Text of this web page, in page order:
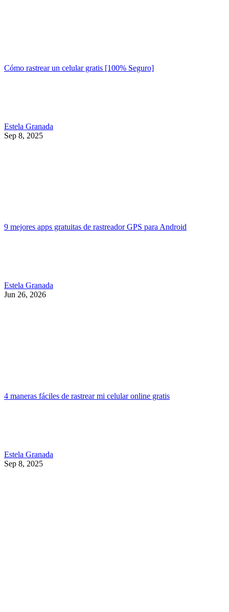
Cómo rastrear un celular gratis [100% Seguro]
Estela Granada
Sep 8, 2025
9 mejores apps gratuitas de rastreador GPS para Android
Estela Granada
Jun 26, 2026
4 maneras fáciles de rastrear mi celular online gratis
Estela Granada
Sep 8, 2025